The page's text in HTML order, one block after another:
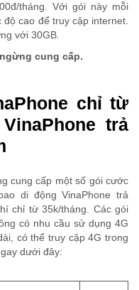
tháng. Với gói này mỗi
cao để truy cập internet.
với 30GB.
cung cấp.
chỉ từ
trả
cung cấp một số gói cước
di động VinaPhone trả
chỉ từ 35k/tháng. Các gói
có nhu cầu sử dụng 4G
có thể truy cập 4G trong
dưới đây: